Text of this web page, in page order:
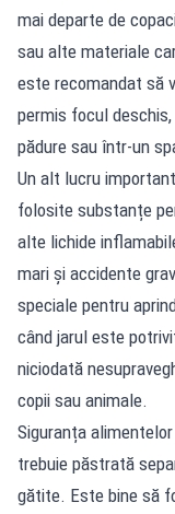
mai departe de
sau alte materiale
este recomandat să
permis focul
pădure sau într-un
Un alt lucru
folosite substanțe
alte lichide
mari și accidente
speciale pentru
când jarul este
niciodată
copii sau animale.
Siguranța
trebuie păstrată
gătite. Este bine să